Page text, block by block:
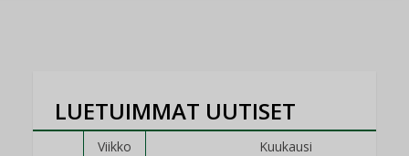
LUETUIMMAT UUTISET
Viikko Kuukausi